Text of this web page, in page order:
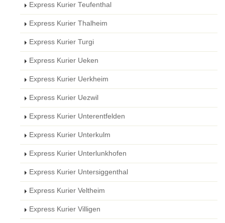
Express Kurier Teufenthal
Express Kurier Thalheim
Express Kurier Turgi
Express Kurier Ueken
Express Kurier Uerkheim
Express Kurier Uezwil
Express Kurier Unterentfelden
Express Kurier Unterkulm
Express Kurier Unterlunkhofen
Express Kurier Untersiggenthal
Express Kurier Veltheim
Express Kurier Villigen